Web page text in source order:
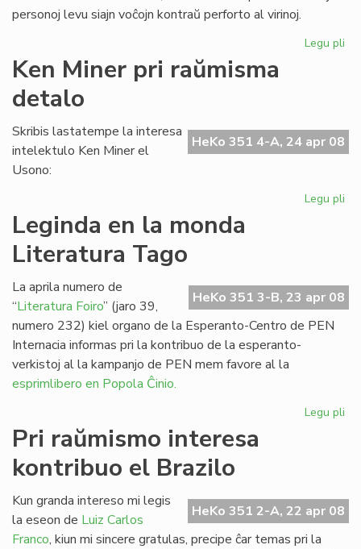
personoj levu siajn voĉojn kontraŭ perforto al virinoj.
Legu pli
la
Ken Miner pri raŭmisma
detalo
HeKo 351 4-A, 24 apr 08
Skribis lastatempe la interesa
intelektulo Ken Miner el
Usono:
Legu pli
Leginda en la monda
Literatura Tago
HeKo 351 3-B, 23 apr 08
La aprila numero de
“Literatura Foiro” (jaro 39,
numero 232) kiel organo de la Esperanto-Centro de PEN
Internacia informas pri la kontribuo de la esperanto-
verkistoj al la kampanjo de PEN mem favore al la
esprimlibero en Popola Ĉinio.
Legu pli
Pri raŭmismo interesa
kontribuo el Brazilo
HeKo 351 2-A, 22 apr 08
Kun granda intereso mi legis
la eseon de Luiz Carlos
Franco, kiun mi sincere gratulas, precipe ĉar temas pri la